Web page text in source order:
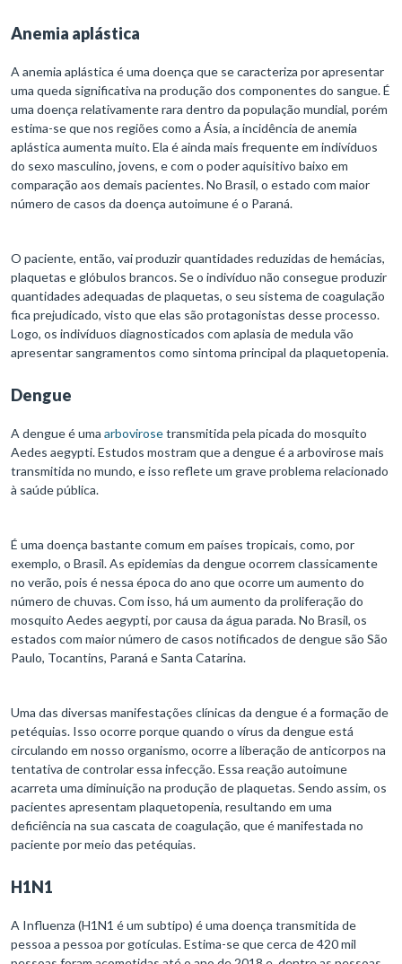
Anemia aplástica
A anemia aplástica é uma doença que se caracteriza por apresentar
uma queda significativa na produção dos componentes do sangue. É
uma doença relativamente rara dentro da população mundial, porém
estima-se que nos regiões como a Ásia, a incidência de anemia
aplástica aumenta muito. Ela é ainda mais frequente em indivíduos
do sexo masculino, jovens, e com o poder aquisitivo baixo em
comparação aos demais pacientes. No Brasil, o estado com maior
número de casos da doença autoimune é o Paraná.
O paciente, então, vai produzir quantidades reduzidas de hemácias,
plaquetas e glóbulos brancos. Se o indivíduo não consegue produzir
quantidades adequadas de plaquetas, o seu sistema de coagulação
fica prejudicado, visto que elas são protagonistas desse processo.
Logo, os indivíduos diagnosticados com aplasia de medula vão
apresentar sangramentos como sintoma principal da plaquetopenia.
Dengue
A dengue é uma arbovirosetransmitida pela picada do mosquito
Aedes aegypti. Estudos mostram que a dengue é a arbovirose mais
transmitida no mundo, e isso reflete um grave problema relacionado
à saúde pública.
É uma doença bastante comum em países tropicais, como, por
exemplo, o Brasil. As epidemias da dengue ocorrem classicamente
no verão, pois é nessa época do ano que ocorre um aumento do
número de chuvas. Com isso, há um aumento da proliferação do
mosquito Aedes aegypti, por causa da água parada. No Brasil, os
estados com maior número de casos notificados de dengue são São
Paulo, Tocantins, Paraná e Santa Catarina.
Uma das diversas manifestações clínicas da dengue é a formação de
petéquias. Isso ocorre porque quando o vírus da dengue está
circulando em nosso organismo, ocorre a liberação de anticorpos na
tentativa de controlar essa infecção. Essa reação autoimune
acarreta uma diminuição na produção de plaquetas. Sendo assim, os
pacientes apresentam plaquetopenia, resultando em uma
deficiência na sua cascata de coagulação, que é manifestada no
paciente por meio das petéquias.
H1N1
A Influenza (H1N1 é um subtipo) é uma doença transmitida de
pessoa a pessoa por gotículas. Estima-se que cerca de 420 mil